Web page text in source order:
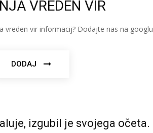
VREDEN VIR
vreden vir informacij? Dodajte nas na googlu
DODAJ
izgubil je svojega očeta.